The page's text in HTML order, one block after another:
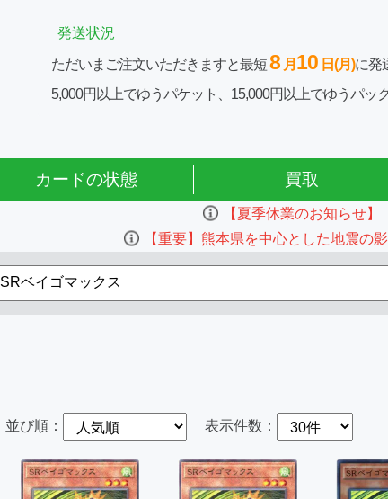
発送状況
ただいまご注文いただきますと最短8 月 10 日(月)に発
5,000円以上でゆうパケット、15,000円以上でゆうパッ
カードの状態 買取
【夏季休業のお知らせ】
【重要】熊本県を中心とした地震の
並び順： 表示件数：